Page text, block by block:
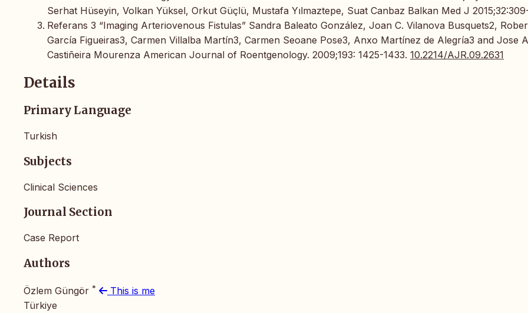
Serhat Hüseyin, Volkan Yüksel, Orkut Güçlü, Mustafa Yılmaztepe, Suat Canbaz Balkan Med J
Referans 3 “Imaging Arteriovenous Fistulas” Sandra Baleato González, Joan C. Vilanova Busquets2,
García Figueiras3, Carmen Villalba Martín3, Carmen Seoane Pose3, Anxo Martínez de Alegría3 and Jose
Castiñeira Mourenza American Journal of Roentgenology. 2009;193: 1425-1433. 10.2214/AJR.09.2631
Details
Primary Language
Turkish
Subjects
Clinical Sciences
Journal Section
Case Report
Authors
Özlem Güngör *
This is me
Türkiye